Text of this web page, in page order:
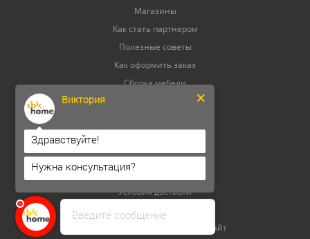
Магазины
Как стать партнером
Полезные советы
Как оформить заказ
Сборка мебели
Условия оплаты
Условия доставки
Гарантия на товар
Договор купли-продажи через сайт
Введите сообщение
Виктория
Здравствуйте!
Нужна консультация?
Викторияпечатает...